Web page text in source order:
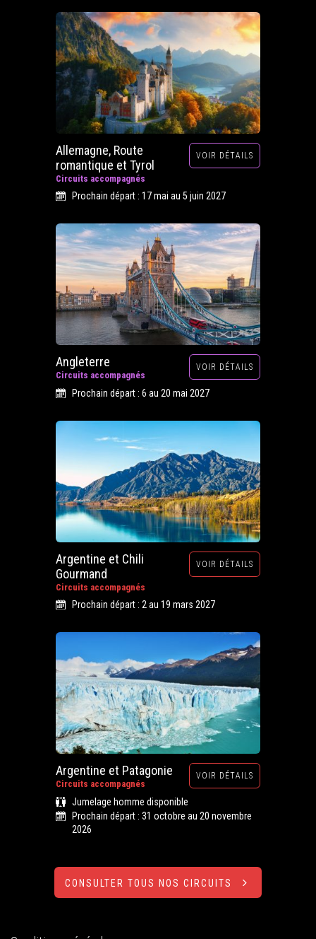
Allemagne, Route
romantique et Tyrol
Circuits accompagnés
VOIR DÉTAILS
Prochain départ : 17 mai au 5 juin 2027
Angleterre
Circuits accompagnés
VOIR DÉTAILS
Prochain départ : 6 au 20 mai 2027
Argentine et Chili
Gourmand
Circuits accompagnés
VOIR DÉTAILS
Prochain départ : 2 au 19 mars 2027
Argentine et Patagonie
Circuits accompagnés
VOIR DÉTAILS
Jumelage homme disponible
Prochain départ : 31 octobre au 20 novembre
2026
CONSULTER TOUS NOS CIRCUITS